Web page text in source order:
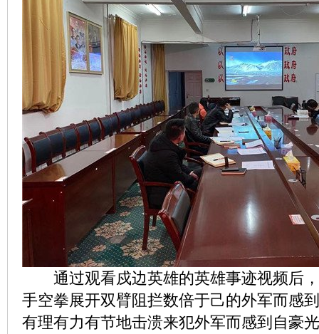
通过观看戍边英雄的英雄事迹视频后，
手空拳展开双臂阻拦数倍于己的外军而感
有理有力有节地击溃来犯外军而感到自豪